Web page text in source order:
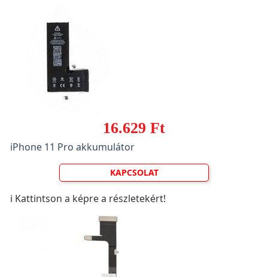
16.629 Ft
iPhone 11 Pro akkumulátor
KAPCSOLAT
ℹ️ Kattintson a képre a részletekért!